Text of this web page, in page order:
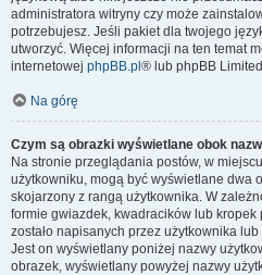
administratora witryny czy może
potrzebujesz. Jeśli pakiet dla twojego
utworzyć. Więcej informacji na ten temat
internetowej phpBB.pl ® lub phpBB Limited
Na górę
Czym są obrazki wyświetlane obok
Na stronie przeglądania postów, w
użytkowniku, mogą być wyświetlane dwa
skojarzony z rangą użytkownika. W
formie gwiazdek, kwadracików lub
zostało napisanych przez użytkownika
Jest on wyświetlany poniżej nazwy
obrazek, wyświetlany powyżej nazwy